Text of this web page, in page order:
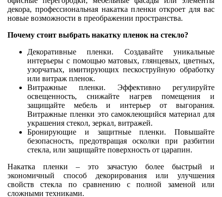
декора, профессиональная накатка пленки откроет для вас
новые возможности в преображении пространства.
Почему стоит выбрать накатку пленок на стекло?
Декоративные пленки. Создавайте уникальные
интерьеры с помощью матовых, глянцевых, цветных,
узорчатых, имитирующих пескоструйную обработку
или витраж пленок.
Витражные пленки. Эффективно регулируйте
освещенность, снижайте нагрев помещения и
защищайте мебель и интерьер от выгорания.
Витражные пленки это самоклеющийся материал для
украшения стекол, зеркал, витражей.
Бронирующие и защитные пленки. Повышайте
безопасность, предотвращая осколки при разбитии
стекла, или защищайте поверхность от царапин.
Накатка пленки – это зачастую более быстрый и
экономичный способ декорирования или улучшения
свойств стекла по сравнению с полной заменой или
сложными техниками.